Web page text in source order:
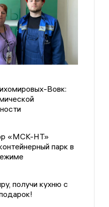
Вовк:
«МСК-НТ»
парк в
получи кухню с